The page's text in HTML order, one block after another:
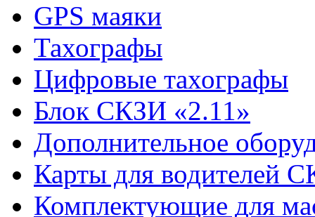
GPS маяки
Тахографы
Цифровые тахографы
Блок СКЗИ «2.11»
Дополнительное
Карты для водителей
Комплектующие для